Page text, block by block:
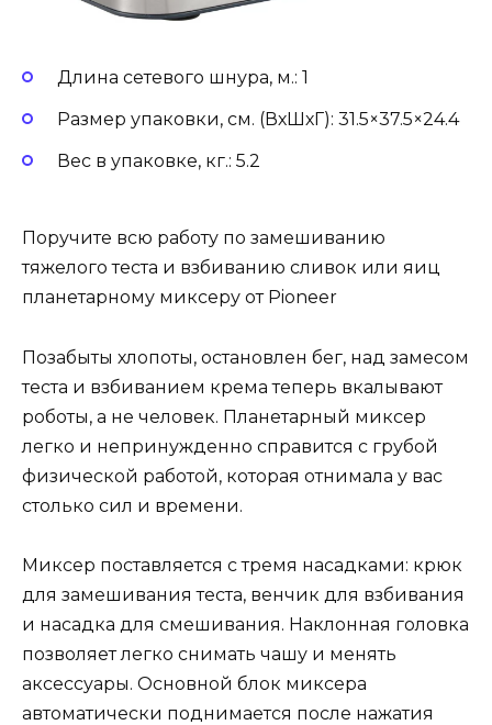
Длина сетевого шнура, м.: 1
Размер упаковки, см. (ВхШхГ): 31.5×37.5×24.4
Вес в упаковке, кг.: 5.2
Поручите всю работу по замешиванию
тяжелого теста и взбиванию сливок или яиц
планетарному миксеру от Pioneer
Позабыты хлопоты, остановлен бег, над замесом
теста и взбиванием крема теперь вкалывают
роботы, а не человек. Планетарный миксер
легко и непринужденно справится с грубой
физической работой, которая отнимала у вас
столько сил и времени.
Миксер поставляется с тремя насадками: крюк
для замешивания теста, венчик для взбивания
и насадка для смешивания. Наклонная головка
позволяет легко снимать чашу и менять
аксессуары. Основной блок миксера
автоматически поднимается после нажатия